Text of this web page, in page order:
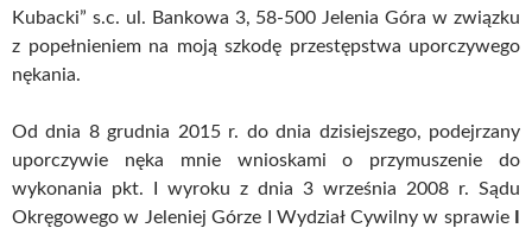
Kubacki” s.c. ul. Bankowa 3, 58-500 Jelenia Góra w związku
z popełnieniem na moją szkodę przestępstwa uporczywego
nękania.
Od dnia 8 grudnia 2015 r. do dnia dzisiejszego, podejrzany
uporczywie nęka mnie wnioskami o przymuszenie do
wykonania pkt. I wyroku z dnia 3 września 2008 r. Sądu
Okręgowego w Jeleniej Górze I Wydział Cywilny w sprawie